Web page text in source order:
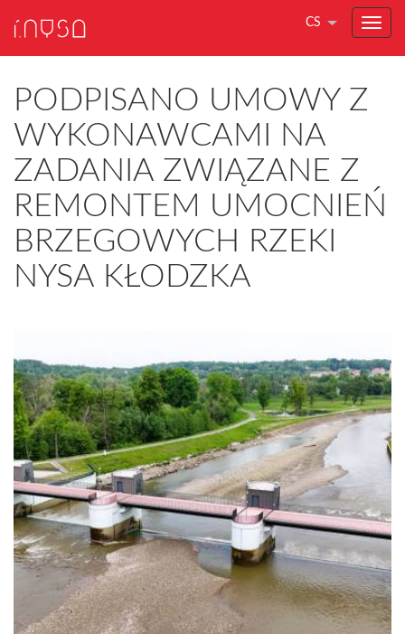
CS
PODPISANO UMOWY Z
WYKONAWCAMI NA
ZADANIA ZWIĄZANE Z
REMONTEM UMOCNIEŃ
BRZEGOWYCH RZEKI
NYSA KŁODZKA